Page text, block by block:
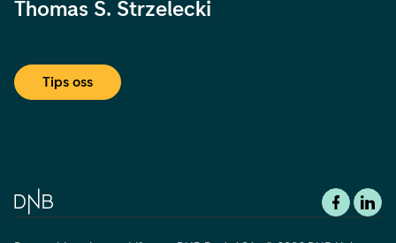
Thomas S. Strzelecki
Tips oss